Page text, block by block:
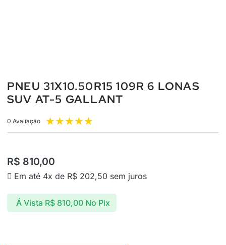
PNEU 31X10.50R15 109R 6 LONAS
SUV AT-5 GALLANT
0 Avaliação ★★★★★
R$ 810,00
Em até 4x de R$ 202,50 sem juros
Á Vista R$810,00 No Pix